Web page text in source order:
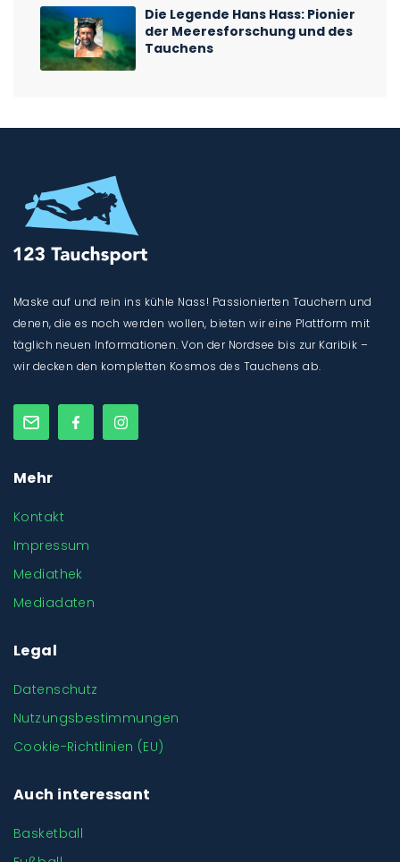
Die Legende Hans Hass: Pionier
der Meeresforschung und des
Tauchens
Maske auf und rein ins kühle Nass! Passionierten Tauchern und
denen, die es noch werden wollen, bieten wir eine Plattform mit
täglich neuen Informationen. Von der Nordsee bis zur Karibik –
wir decken den kompletten Kosmos des Tauchens ab.
Mehr
Kontakt
Impressum
Mediathek
Mediadaten
Legal
Datenschutz
Nutzungsbestimmungen
Cookie-Richtlinien (EU)
Auch interessant
Basketball